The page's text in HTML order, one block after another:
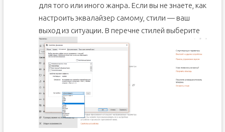
для того или иного жанра. Если вы не знаете, как
настроить эквалайзер самому, стили — ваш
выход из ситуации. В перечне стилей выберите